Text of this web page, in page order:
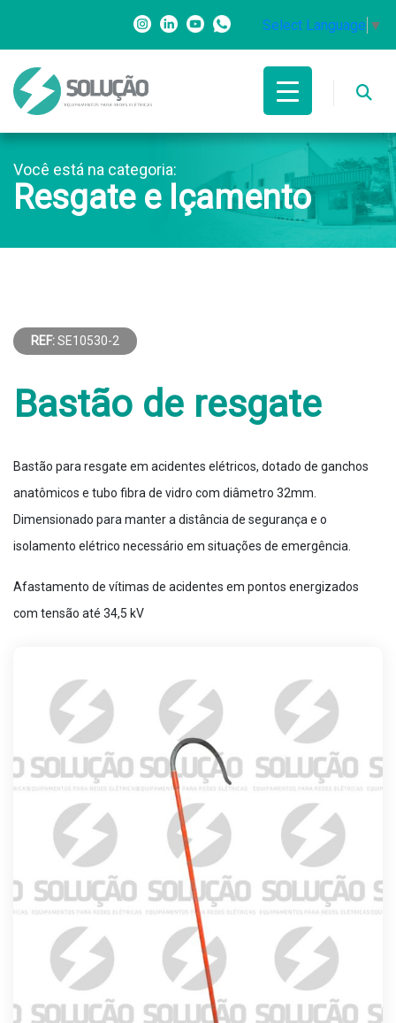
Select Language ▼
Você está na categoria:
Resgate e Içamento
REF:SE10530-2
Bastão de resgate
Bastão para resgate em acidentes elétricos, dotado de ganchos
anatômicos e tubo fibra de vidro com diâmetro 32mm.
Dimensionado para manter a distância de segurança e o
isolamento elétrico necessário em situações de emergência.
Afastamento de vítimas de acidentes em pontos energizados
com tensão até 34,5 kV